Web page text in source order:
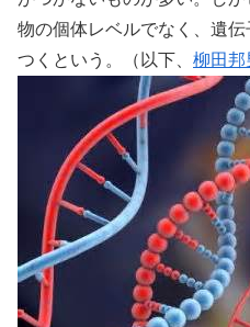
物の個体レベルでなく、遺
つくという。（以下、 柳田邦